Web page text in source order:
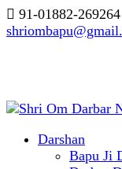
91-01882-269264
Darshan
Bapu Ji